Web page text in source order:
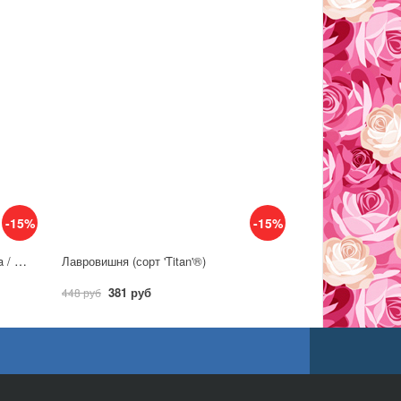
-15%
Лавровишня гибридная (сорт 'Sofia / Zsofi') C5
-15%
Лавровишня (сорт 'Titan'®)
448 руб 381 руб